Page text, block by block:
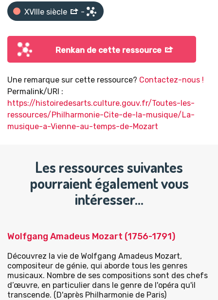
XVIIIe siècle -
Renkan de cette ressource
Une remarque sur cette ressource? Contactez-nous !
Permalink/URI :
https://histoiredesarts.culture.gouv.fr/Toutes-les-
ressources/Philharmonie-Cite-de-la-musique/La-
musique-a-Vienne-au-temps-de-Mozart
Les ressources suivantes
pourraient également vous
intéresser…
Wolfgang Amadeus Mozart (1756-1791)
Découvrez la vie de Wolfgang Amadeus Mozart,
compositeur de génie, qui aborde tous les genres
musicaux. Nombre de ses compositions sont des chefs
d’œuvre, en particulier dans le genre de l'opéra qu'il
transcende. (D'après Philharmonie de Paris)